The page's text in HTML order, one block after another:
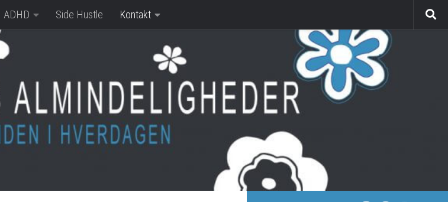
ADHD Side Hustle Kontakt